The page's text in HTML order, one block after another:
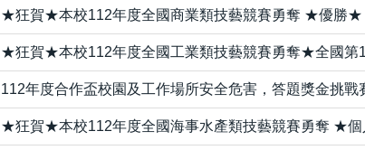
★狂賀★本校112年度全國商業類技藝競賽勇奪 ★優勝★
★狂賀★本校112年度全國工業類技藝競賽勇奪★全國第
112年度合作盃校園及工作場所安全危害，答題獎金挑戰
★狂賀★本校112年度全國海事水產類技藝競賽勇奪 ★